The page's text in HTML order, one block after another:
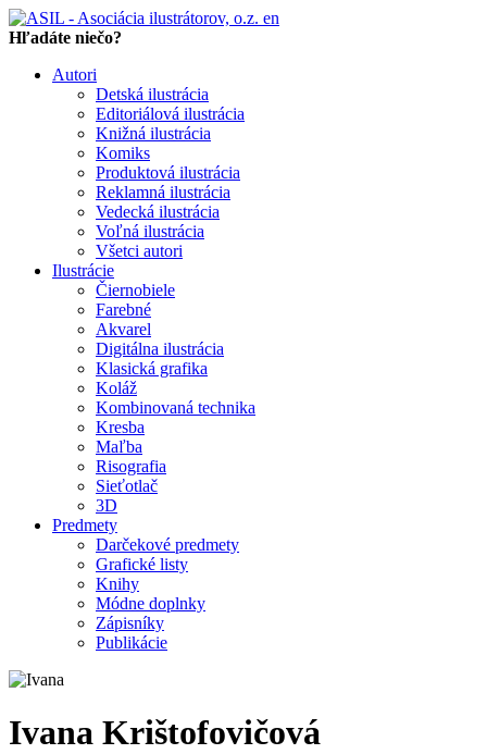
en
Hľadáte niečo?
Autori
Detská ilustrácia
Editoriálová ilustrácia
Knižná ilustrácia
Komiks
Produktová ilustrácia
Reklamná ilustrácia
Vedecká ilustrácia
Voľná ilustrácia
Všetci autori
Ilustrácie
Čiernobiele
Farebné
Akvarel
Digitálna ilustrácia
Klasická grafika
Koláž
Kombinovaná technika
Kresba
Maľba
Risografia
Sieťotlač
3D
Predmety
Darčekové predmety
Grafické listy
Knihy
Módne doplnky
Zápisníky
Publikácie
Ivana Krištofovičová